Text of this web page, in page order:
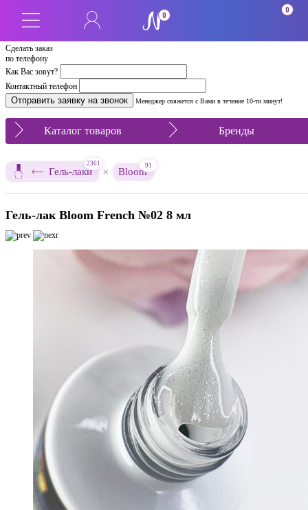
Сделать заказ
по телефону
Как Вас зовут?
Контактный телефон
Менеджер свяжется с Вами в течение 10-ти минут!
0
0
Каталог товаров Бренды
Гель-лаки
2361
× Bloom
91
Гель-лак Bloom French №02 8 мл